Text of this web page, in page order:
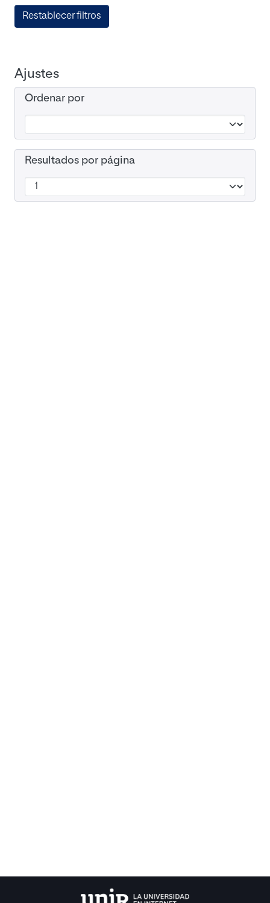
Restablecer filtros
Ajustes
Ordenar por
Resultados por página